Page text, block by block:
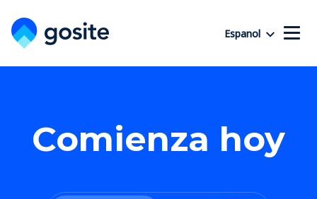
Espanol
Comienza hoy